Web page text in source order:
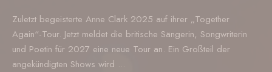
Zuletzt begeisterte Anne Clark 2025 auf ihrer „Together
Again“-Tour. Jetzt meldet die britische Sängerin, Songwriterin
und Poetin für 2027 eine neue Tour an. Ein Großteil der
angekündigten Shows wird ...